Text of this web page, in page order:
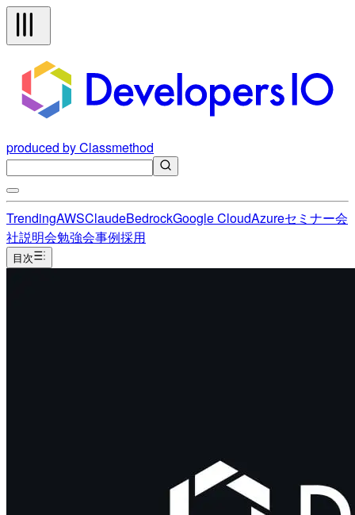
produced by Classmethod
TrendingAWSClaudeBedrockGoogle CloudAzureセミナー会
社説明会勉強会事例採用
目次